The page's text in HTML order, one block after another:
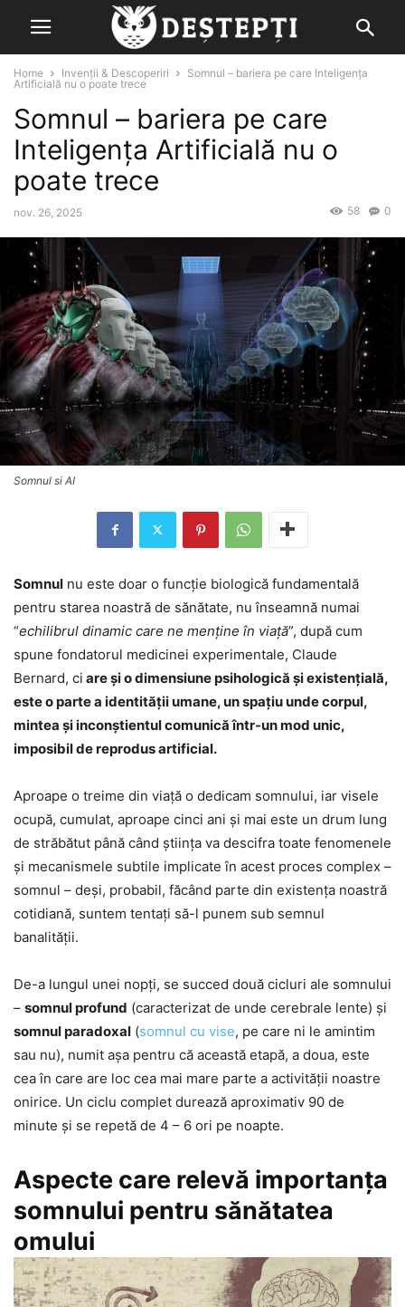
Home Invenții & Descoperiri
Somnul – bariera pe care Inteligenţa
Artificială nu o poate trece
Somnul – bariera pe care
Inteligenţa Artificială nu o
poate trece
nov. 26, 2025 0
58
Somnul si AI
Somnul nu este doar o funcție biologică fundamentală
pentru starea noastră de sănătate, nu înseamnă numai
“echilibrul dinamic care ne menţine în viaţă”, după cum
spune fondatorul medicinei experimentale, Claude
Bernard, ci are şi o dimensiune psihologică și existențială,
este o parte a identității umane, un spațiu unde corpul,
mintea și inconștientul comunică într-un mod unic,
imposibil de reprodus artificial.
Aproape o treime din viaţă o dedicam somnului, iar visele
ocupă, cumulat, aproape cinci ani şi mai este un drum lung
de străbătut până când ştiinţa va descifra toate fenomenele
şi mecanismele subtile implicate în acest proces complex –
somnul – deşi, probabil, făcând parte din existenţa noastră
cotidiană, suntem tentaţi să-l punem sub semnul
banalităţii.
De-a lungul unei nopţi, se succed două cicluri ale somnului
– somnul profund (caracterizat de unde cerebrale lente) şi
somnul paradoxal (somnul cu vise, pe care ni le amintim
sau nu), numit aşa pentru că această etapă, a doua, este
cea în care are loc cea mai mare parte a activităţii noastre
onirice. Un ciclu complet durează aproximativ 90 de
minute și se repetă de 4 – 6 ori pe noapte.
Aspecte care relevă importanța
somnului pentru sănătatea
omului